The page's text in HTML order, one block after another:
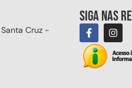
Cruz -
Siga nas